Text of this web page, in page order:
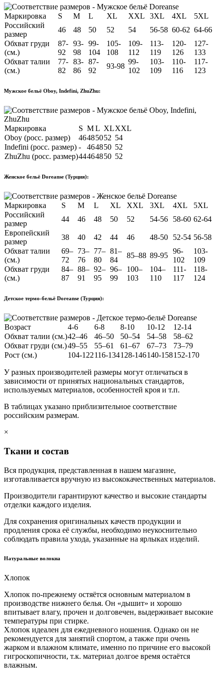
Маркировка S M L XL XXL 3XL 4XL
5XL
Российский
размер
46 48 50 52 54 56-58 60-62 64-66
Обхват груди
(см.)
87-
92
93-
98
99-
104
105-
108
109-
112
113-
119
120-
126
127-
133
Обхват талии
(см.)
77-
82
83-
86
87-
92
93-98
99-
102
103-
109
110-
116
117-
123
Мужское бельё Oboy, Indefini, ZhuZhu:
Маркировка S ML XLXXL
Oboy (росс. размер)
46485052 54
Indefini (росс. размер) - 464850 52
ZhuZhu (росс. размер)44464850 52
Женское бельё Doreanse (Турция):
Маркировка S M L XL XXL 3XL 4XL
5XL
Российский
размер
44 46 48 50 52 54-56 58-60 62-64
Европейский
размер
38 40 42 44 46 48-50 52-54 56-58
Обхват талии
(см.)
69–
72
73–
76
77–
80
81–
84
85–88 89-95
96-
102
103-
109
Обхват груди
(см.)
84–
87
88–
91
92–
95
96–
99
100–
103
104–
110
111-
117
118-
124
Детское термо-бельё Doreanse (Турция):
Возраст 4-6 6-8 8-10 10-12
12-14
Обхват талии (см.)42–46 46–50 50–54 54–58
58–62
Обхват груди (см.)49–55 55–61 61–67 67–73
73–79
Рост (см.)
104-122116-134128-146140-158152-170
У разных производителей размеры могут отличаться в
зависимости от принятых национальных стандартов,
используемых материалов, особенностей кроя и т.п.
В таблицах указано приблизительное соответствие
российским размерам.
×
Ткани и состав
Вся продукция, представленная в нашем магазине,
изготавливается вручную из высококачественных материалов.
Производители гарантируют качество и высокие стандарты
отделки каждого изделия.
Для сохранения оригинальных качеств продукции и
продления срока её службы, необходимо неукоснительно
соблюдать правила ухода, указанные на ярлыках изделий.
Натуральные волокна
Хлопок
Хлопок по-прежнему остяётся основным материалом в
производстве нижнего белья. Он «дышит» и хорошо
впитывает влагу, прочен и долговечен, выдерживает высокие
температуры при стирке.
Хлопок идеален для ежедневного ношения. Однако он не
рекомендуется для занятий спортом, а также при очень
жарком и влажном климате, именно по причине его высокой
гигроскопичности, т.к. материал долгое время остаётся
влажным.